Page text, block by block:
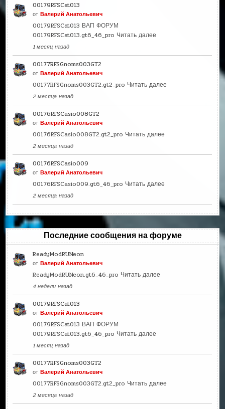
00179RFSCat013
отВалерий Анатольевич
00179RFSCat013 ВАП ФОРУМ
00179RFSCat013.gt6_46_pro Читать далее
1 месяц назад
00177RFSGnoms003GT2
отВалерий Анатольевич
00177RFSGnoms003GT2.gt2_pro Читать далее
2 месяца назад
00176RFSCasio008GT2
отВалерий Анатольевич
00176RFSCasio008GT2.gt2_pro Читать далее
2 месяца назад
00176RFSCasio009
отВалерий Анатольевич
00176RFSCasio009.gt6_46_pro Читать далее
2 месяца назад
Последние сообщения на форуме
ReadyModRUNeon
отВалерий Анатольевич
ReadyModRUNeon.gt6_46_pro Читать далее
4 недели назад
00179RFSCat013
отВалерий Анатольевич
00179RFSCat013 ВАП ФОРУМ
00179RFSCat013.gt6_46_pro Читать далее
1 месяц назад
00177RFSGnoms003GT2
отВалерий Анатольевич
00177RFSGnoms003GT2.gt2_pro Читать далее
2 месяца назад